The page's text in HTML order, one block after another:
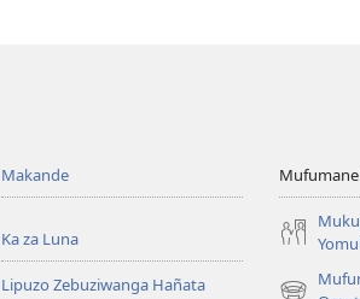
Makande
Ka za Luna
Lipuzo Zebuziwanga Hañata